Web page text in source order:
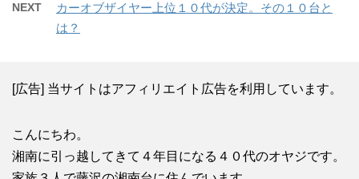
NEXT
カーオブザイヤー上位１０代が決定。その１０台と
は？
[広告] 当サイトはアフィリエイト広告を利用しています。
こんにちわ。
湘南に引っ越してきて４年目になる４０代のオヤジです。